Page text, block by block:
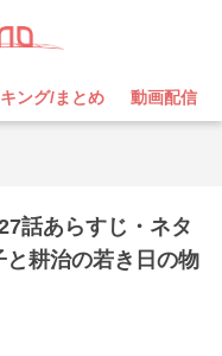
ング/まとめ 動画配信
話あらすじ・ネタ
耕治の若き日の物